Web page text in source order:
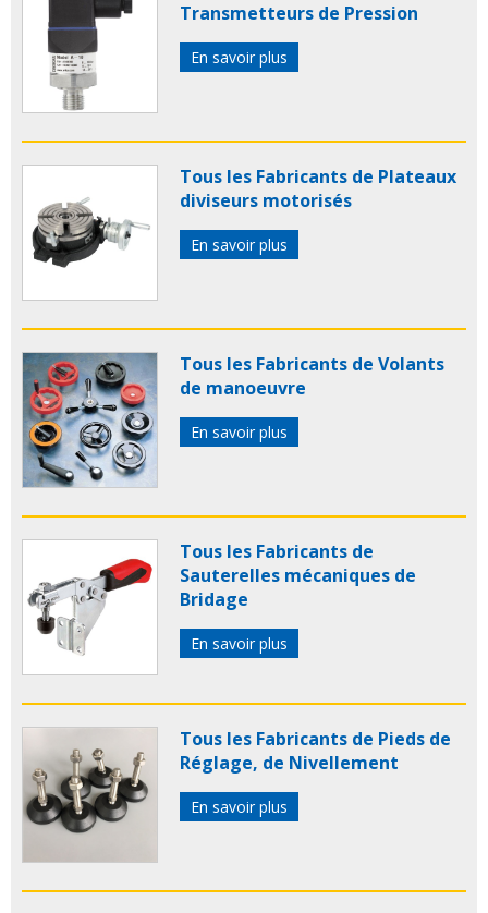
Transmetteurs de Pression
En savoir plus
Tous les Fabricants de Plateaux
diviseurs motorisés
En savoir plus
Tous les Fabricants de Volants
de manoeuvre
En savoir plus
Tous les Fabricants de
Sauterelles mécaniques de
Bridage
En savoir plus
Tous les Fabricants de Pieds de
Réglage, de Nivellement
En savoir plus